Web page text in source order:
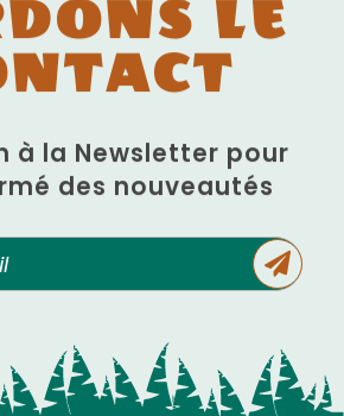
LE
à la Newsletter pour
des nouveautés